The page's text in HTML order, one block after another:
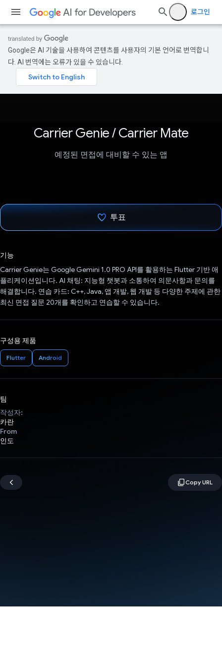
로그인
Google은 AI 기술을 사용하여 콘텐츠를 사용자의 기본 언어로 번역합니
다. AI 번역에는 오류가 있을 수 있습니다.
Carrier Genie / Carrier Mate
예정된 면접에 대비할 수 있는 앱
투표
기능
Carrier Genie는 Google Gemini 1.0 PRO API를 활용하는 Flutter 기반 애
플리케이션입니다. AI 채팅: 지능형 챗봇과 소통하여 의문사항과 문의를
해결합니다. 연습 카드: C++, Java, 앱 개발, 웹 개발 등 다양한 주제에 관한
최신 면접 질문 20개를 확인하고 연습할 수 있습니다.
구성용 제품
Flutter Android
팀
작성자:
카란
From
인도